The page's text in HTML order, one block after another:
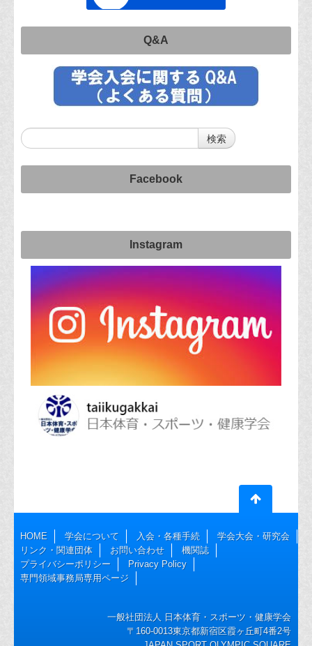
Q&A
Facebook
Instagram
HOME 学会について 入会・各種手続
学会大会・研究会
リンク・関連団体
お問い合わせ
機関誌
プライバシーポリシー
Privacy Policy
専門領域事務局専用ページ
一般社団法人 日本体育・スポーツ・健康学会
〒160-0013東京都新宿区霞ヶ丘町4番2号